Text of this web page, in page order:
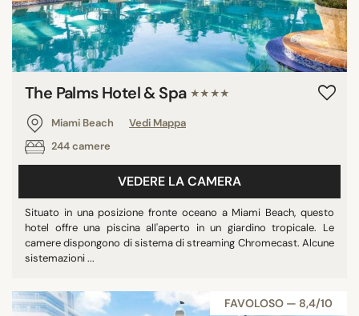
The Palms Hotel & Spa ★★★★
Miami Beach
Vedi Mappa
244 camere
VEDERE LA CAMERA
Situato in una posizione fronte oceano a Miami Beach, questo
hotel offre una piscina all'aperto in un giardino tropicale. Le
camere dispongono di sistema di streaming Chromecast. Alcune
sistemazioni ...
FAVOLOSO — 8,4/10